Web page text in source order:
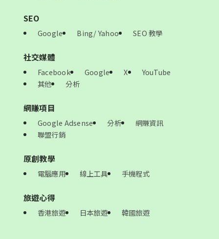
SEO
Google Bing/ Yahoo SEO 教學
社交媒體
Facebook Google X
YouTube
其他
分析
網賺項目
Google Adsense 分析
網賺資訊
聯盟行銷
原創教學
電腦應用 線上工具 手機程式
旅遊心得
香港旅遊 日本旅遊 韓國旅遊